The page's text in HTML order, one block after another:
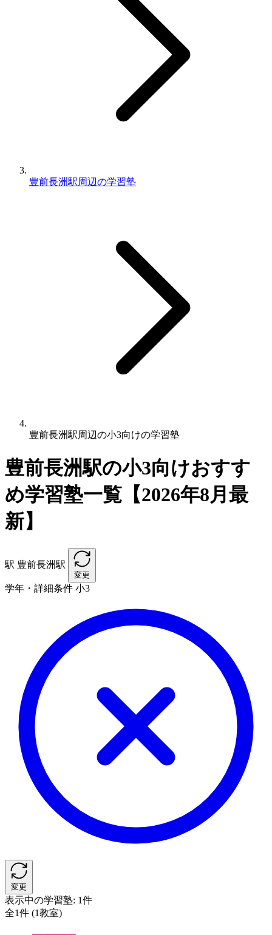
豊前長洲駅周辺の学習塾
豊前長洲駅周辺の小3向けの学習塾
豊前長洲駅の小3向けおすす
め学習塾一覧【2026年8月最
新】
駅 豊前長洲駅
変更
学年・詳細条件 小3
変更
表示中の学習塾: 1件
全1件 (1教室)